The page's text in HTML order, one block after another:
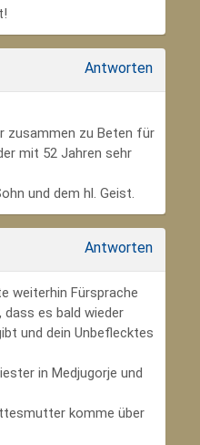
Antworten
zusammen zu Beten für
mit 52 Jahren sehr
und dem hl. Geist.
Antworten
weiterhin Fürsprache
dass es bald wieder
und dein Unbeflecktes
in Medjugorje und
komme über